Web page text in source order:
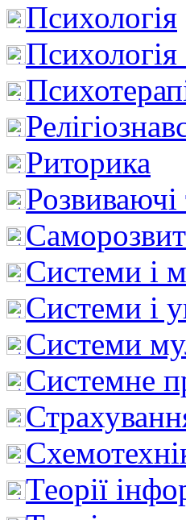
Психологія
Психологія
Риторика
Розвиваючі
Системи і
Системи і
Системи
Системне
Теорії